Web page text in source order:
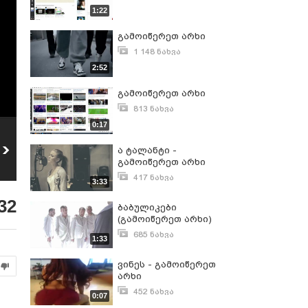
პარანოია -
*გამოიწერეთ არხი*
ნახვა
ჯანგო - ტრეილერი
*გამოიწერეთ არხი*
380
1:22
2:52
გამოიწერეთ არხი
1 148 ნახვა
0:17
გამოიწერეთ არხი
813 ნახვა
3:33
ა ტალანტი -
გამოიწერეთ არხი
417 ნახვა
1:33
ბაბულიკები
(გამოიწერეთ არხი)
685 ნახვა
0:07
ვინეს - გამოიწერეთ
არხი
452 ნახვა